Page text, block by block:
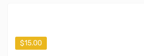
$15.00